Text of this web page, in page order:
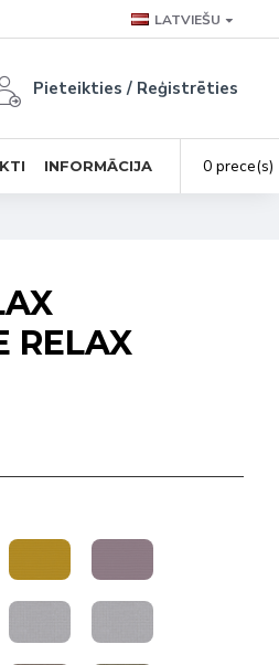
LATVIEŠU
Pieteikties / Reģistrēties
INFORMĀCIJA 0
RELAX